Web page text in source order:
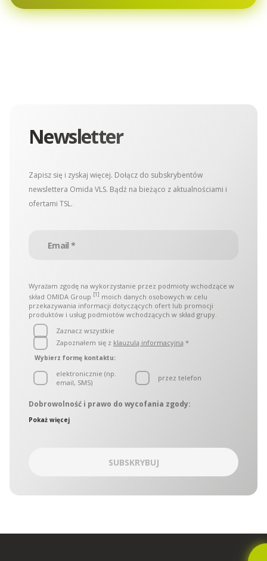
Newsletter
Zapisz się i zyskaj więcej. Dołącz do subskrybentów
newslettera Omida VLS. Bądź na bieżąco z aktualnościami i
ofertami TSL.
Wyrażam zgodę na wykorzystanie przez podmioty wchodzące w
skład OMIDA Group [1] moich danych osobowych w celu
przekazywania informacji dotyczących ofert lub promocji
produktów i usług podmiotów wchodzących w skład grupy.
Zaznacz wszystkie
Zapoznałem się z klauzulą informacyjną *
Wybierz formę kontaktu:
elektronicznie (np.
email, SMS)
przez telefon
Dobrowolność i prawo do wycofania zgody:
wchodzące w skład OMIDA Group, zwane w dalszej części
wspólny punkt kontaktowy, który obsługuje Inspektor ochrony
danych OMIDA Group. W sprawach ochrony danych
osobowych można się kontaktować z Administratorami:
korespondencyjnie – kierując zapytania na adres Aleja
możesz wycofać swoją zgodę lub sprzeciwić się
Pokaż więcej
SUBSKRYBUJ